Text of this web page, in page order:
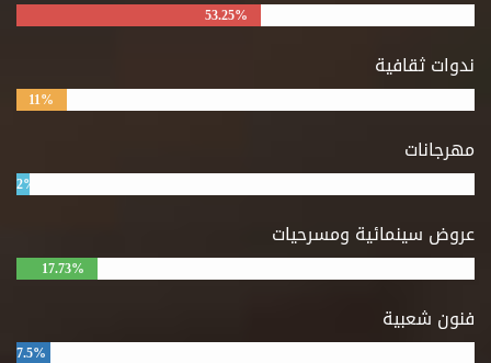
53.25%
ندوات ثقافية
11%
مهرجانات
2%
عروض سينمائية ومسرحيات
17.73%
فنون شعبية
7.5%